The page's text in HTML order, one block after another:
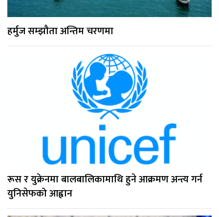
हर्मुज सम्झौता अन्तिम चरणमा
रूस र युक्रेनमा बालबालिकामाथि हुने आक्रमण अन्त्य गर्न
युनिसेफको आह्वान